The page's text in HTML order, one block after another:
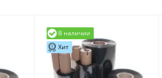
В наличии
Хит